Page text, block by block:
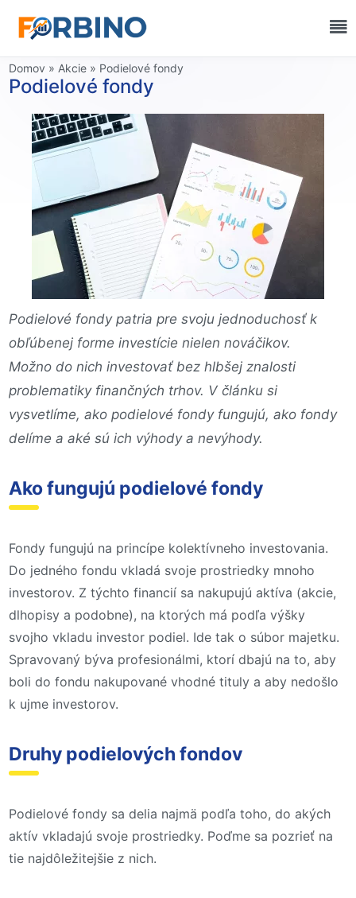
Domov » Akcie » Podielové fondy
Podielové fondy
Podielové fondy patria pre svoju jednoduchosť k
obľúbenej forme investície nielen nováčikov.
Možno do nich investovať bez hlbšej znalosti
problematiky finančných trhov. V článku si
vysvetlíme, ako podielové fondy fungujú, ako fondy
delíme a aké sú ich výhody a nevýhody.
Ako fungujú podielové fondy
Fondy fungujú na princípe kolektívneho investovania.
Do jedného fondu vkladá svoje prostriedky mnoho
investorov. Z týchto financií sa nakupujú aktíva (akcie,
dlhopisy a podobne), na ktorých má podľa výšky
svojho vkladu investor podiel. Ide tak o súbor majetku.
Spravovaný býva profesionálmi, ktorí dbajú na to, aby
boli do fondu nakupované vhodné tituly a aby nedošlo
k ujme investorov.
Druhy podielových fondov
Podielové fondy sa delia najmä podľa toho, do akých
aktív vkladajú svoje prostriedky. Poďme sa pozrieť na
tie najdôležitejšie z nich.